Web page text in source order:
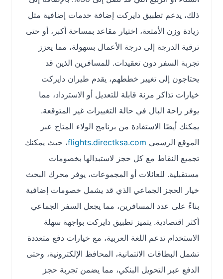
ذلك، يدعم تطبيق دايركت إضافة خدمات إضافية مثل
زيادة وزن الأمتعة، اختيار مقاعد بمساحة أكبر، أو حتى
ترقية الدرجة إلى درجة الأعمال بسهولة، مما يعزز
تجربة السفر دون تعقيدات. للمسافرين الذين قد
يحتاجون إلى تغيير خططهم، يقدم طيران دايركت
خيارات تذاكر مرنة قابلة للتعديل أو الاسترداد، مما
يوفر راحة البال في حالة التغييرات غير المتوقعة.
يمكنك أيضًا الاستفادة من برنامج الولاء المتاح عبر
الموقع الرسمي flights.directksa.com، حيث يمكنك
تجميع النقاط مع كل حجز لاستبدالها بخصومات
مستقبلية. للعائلات أو المجموعات، يوفر محرك البحث
خيار الحجز الجماعي الذي قد يشمل خصومات إضافية
بناءً على عدد المسافرين، مما يجعل السفر الجماعي
أكثر اقتصادية. يتميز تطبيق دايركت بواجهة سهلة
الاستخدام تدعم اللغة العربية، مع خيارات دفع متعددة
تشمل البطاقات الائتمانية، المحافظ الإلكترونية، وحتى
الدفع عبر التحويل البنكي، مما يضمن تجربة حجز